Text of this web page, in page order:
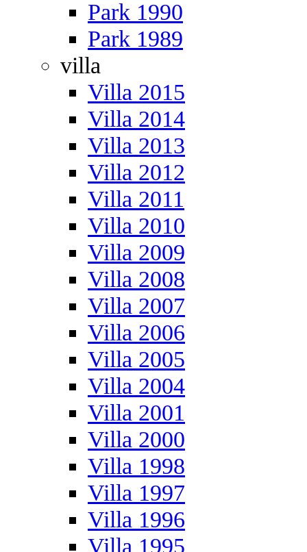
Park 1990
Park 1989
villa
Villa 2015
Villa 2014
Villa 2013
Villa 2012
Villa 2011
Villa 2010
Villa 2009
Villa 2008
Villa 2007
Villa 2006
Villa 2005
Villa 2004
Villa 2001
Villa 2000
Villa 1998
Villa 1997
Villa 1996
Villa 1995